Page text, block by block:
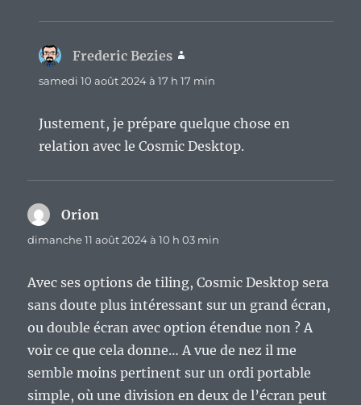
Frederic Bezies
samedi 10 août 2024 à 17 h 17 min
Justement, je prépare quelque chose en
relation avec le Cosmic Desktop.
Orion
dimanche 11 août 2024 à 10 h 03 min
Avec ses options de tiling, Cosmic Desktop sera
sans doute plus intéressant sur un grand écran,
ou double écran avec option étendue non ? A
voir ce que cela donne… A vue de nez il me
semble moins pertinent sur un ordi portable
simple, où une division en deux de l’écran peut